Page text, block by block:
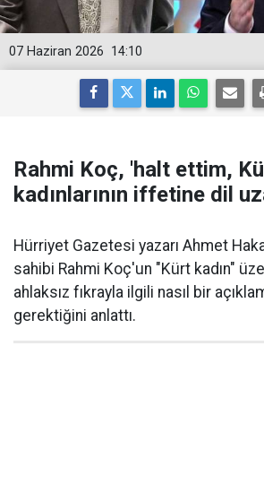
14:10
07 Haziran 2026
Rahmi Koç, 'halt ettim,
kadınlarının iffetine dil
Hürriyet Gazetesi yazarı Ahmet
sahibi Rahmi Koç'un "Kürt kadın"
ahlaksız fıkrayla ilgili nasıl bir
gerektiğini anlattı.